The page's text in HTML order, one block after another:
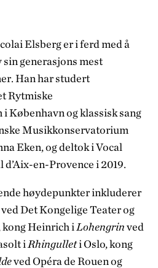
Elsberg er i ferd med å
sin generasjons mest
Han har studert
Rytmiske
København og klassisk sang
Musikkonservatorium
Eken, og deltok i Vocal
en-Provence i 2019.
høydepunkter inkluderer
ved Det Kongelige Teater og
Heinrich i Lohengrinved
i Rhingulleti Oslo, kong
ved Opéra de Rouen og